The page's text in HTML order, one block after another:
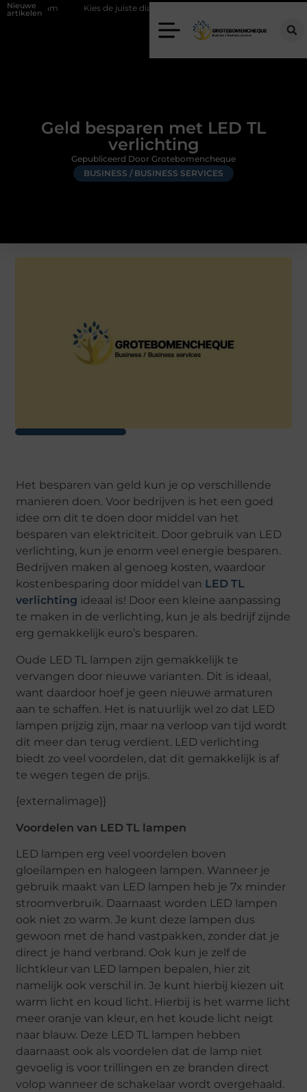
Nieuwe
artikelenKies de juiste diamantboor voor uw project
Geld besparen met LED TL
verlichting
BUSINESS / BUSINESS SERVICES
Gepubliceerd Door Grotebomencheque
Het besparen van geld kun je op verschillende
manieren doen. Voor bedrijven is het een goed
idee om dit te doen door middel van het
besparen van elektriciteit. Door gebruik van LED
verlichting, kun je enorm veel energie besparen.
Bedrijven maken al genoeg kosten, waardoor
kostenbesparing door middel van LED TL
verlichting ideaal is! Door een kleine aanpassing
te maken in de verlichting, kun je als bedrijf zijnde
erg gemakkelijk euro’s besparen.
Oude LED TL lampen zijn gemakkelijk te
vervangen door nieuwe varianten. Dit is ideaal,
want daardoor hoef je geen nieuwe armaturen
aan te schaffen. Het is natuurlijk wel zo dat LED
lampen prijzig zijn, maar na verloop van tijd wordt
dit meer dan terug verdient. LED verlichting
biedt zo veel voordelen, dat dit gemakkelijk is af
te wegen tegen de prijs.
{externalimage}}
Voordelen van LED TL lampen
LED lampen erg veel voordelen boven
gloeilampen en halogeen lampen. Wanneer je
gebruik maakt van LED lampen heb je 7x minder
stroomverbruik. Daarnaast worden LED lampen
ook niet zo warm. Je kunt deze lampen dus
gewoon met de hand vastpakken, zonder dat je
direct je hand verbrand. Ook kun je zelf de
lichtkleur van LED lampen bepalen, hier zit
namelijk ook verschil in. Je kunt hierbij kiezen uit
warm licht en koud licht. Hierbij is het warme licht
meer oranje van kleur, en het koude licht neigt
naar blauw. Deze LED TL lampen hebben
daarnaast ook als voordelen dat de lamp niet
gevoelig is voor trillingen en ze branden direct
volop wanneer de schakelaar wordt overgehaald.